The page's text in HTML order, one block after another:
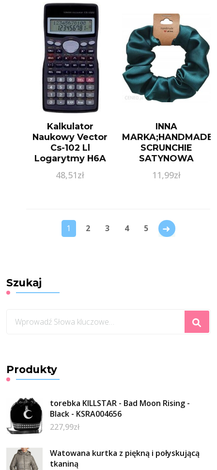
Kalkulator
Naukowy Vector
Cs-102 Ll
Logarytmy H6A
48,51zł
INNA
MARKA;HANDMADE
SCRUNCHIE
SATYNOWA
HANDMADE
BUTELKOWA
11,99zł
1 2 3 4 5
Szukaj
czegoś?
Produkty
torebka KILLSTAR - Bad Moon Rising -
Black - KSRA004656
227,99zł
Watowana kurtka z piękną i połyskującą
tkaniną